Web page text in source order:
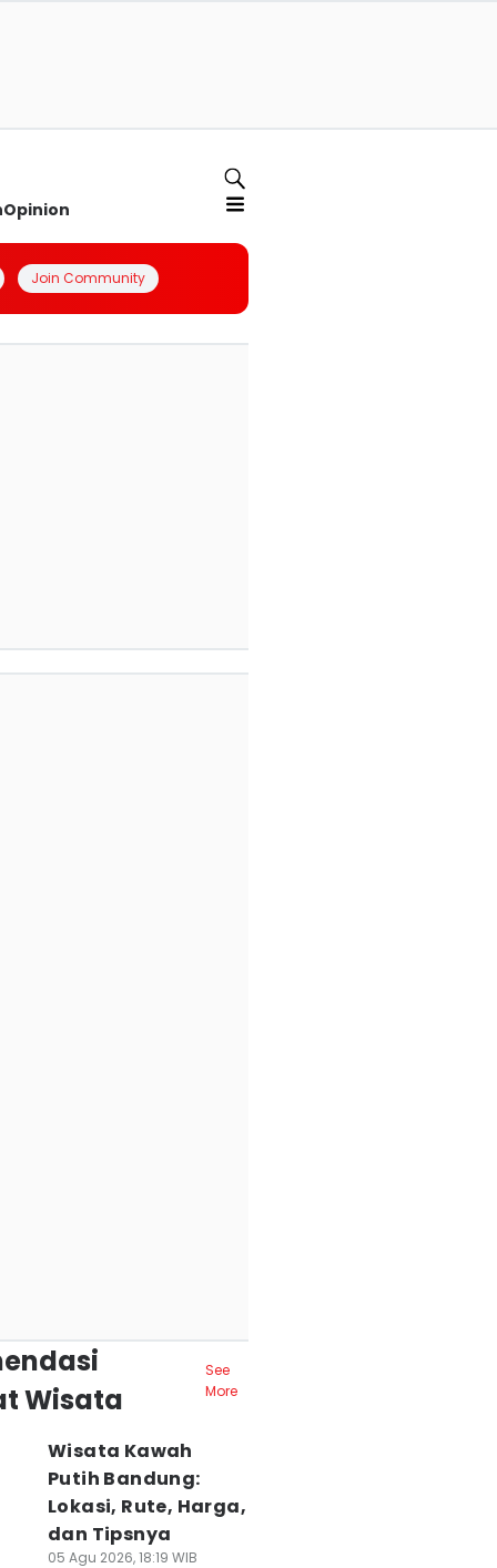
Opinion
Join Community
Wisata
See
More
Wisata Kawah
Putih Bandung:
Lokasi, Rute, Harga,
dan Tipsnya
05 Agu 2026, 18:19 WIB